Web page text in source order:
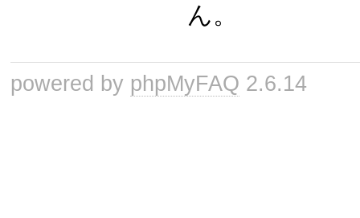
ん。
powered by phpMyFAQ 2.6.14